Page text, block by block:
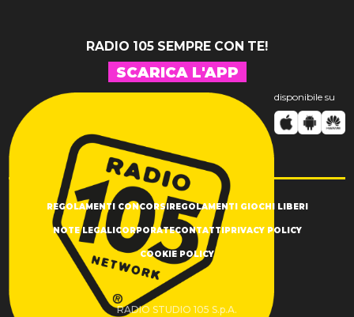
RADIO 105 SEMPRE CON TE!
SCARICA L'APP
disponibile su
REGOLAMENTI CONCORSI REGOLAMENTI GIOCHI LIBERI
NOTE LEGALI CORPORATECONTATTI PRIVACY POLICY
COOKIE POLICY
RADIO STUDIO 105 S.p.A.